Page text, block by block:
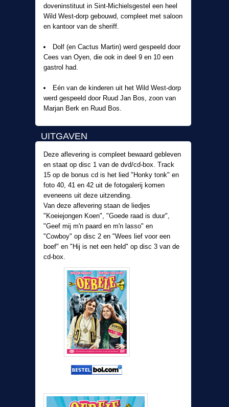
doveninstituut in Sint-Michielsgestel een heel
Wild West-dorp gebouwd, compleet met saloon
en kantoor van de sheriff.
Dolf (en Cactus Martin) werd gespeeld door
Cees van Oyen, die ook in deel 9 en 10 een
gastrol had.
Eén van de kinderen uit het Wild West-dorp
werd gespeeld door Ruud Jan Bos, zoon van
Marjan Berk en Ruud Bos.
Deze aflevering is compleet bewaard gebleven
en staat op disc 1 van de dvd/cd-box. Track
15 op de bonus cd is het lied "Honky tonk" en
foto 40, 41 en 42 uit de fotogalerij komen
eveneens uit deze uitzending.
Van deze aflevering staan de liedjes
"Koeiejongen Koen", "Goede raad is duur",
"Geef mij m'n paard en m'n lasso" en
"Cowboy" op disc 2 en "Wees lief voor een
boef" en "Hij is net een held" op disc 3 van de
cd-box.
UITGAVEN